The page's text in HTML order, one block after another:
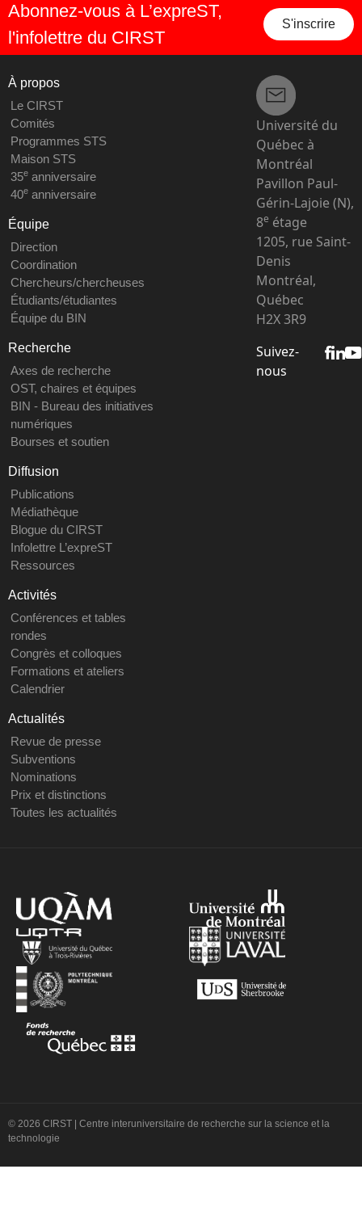
Abonnez-vous à L’expreST,
l'infolettre du CIRST
S'inscrire
À propos
Le CIRST
Comités
Programmes STS
Maison STS
35eanniversaire
40eanniversaire
Équipe
Direction
Coordination
Chercheurs/chercheuses
Étudiants/étudiantes
Équipe du BIN
Recherche
Axes de recherche
OST, chaires et équipes
BIN - Bureau des initiatives
numériques
Bourses et soutien
Diffusion
Publications
Médiathèque
Blogue du CIRST
Infolettre L’expreST
Ressources
Activités
Conférences et tables
rondes
Congrès et colloques
Formations et ateliers
Calendrier
Actualités
Revue de presse
Subventions
Nominations
Prix et distinctions
Toutes les actualités
Université du
Québec à
Montréal
Pavillon Paul-
Gérin-Lajoie (N),
8e étage
1205, rue Saint-
Denis
Montréal,
Québec
H2X 3R9
Suivez-
nous
© 2026 CIRST | Centre interuniversitaire de recherche sur la science et la
technologie